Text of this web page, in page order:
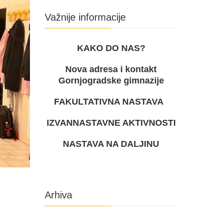
Važnije informacije
KAKO DO NAS?
Nova adresa i kontakt
Gornjogradske gimnazije
FAKULTATIVNA NASTAVA
IZVANNASTAVNE AKTIVNOSTI
NASTAVA NA DALJINU
Arhiva